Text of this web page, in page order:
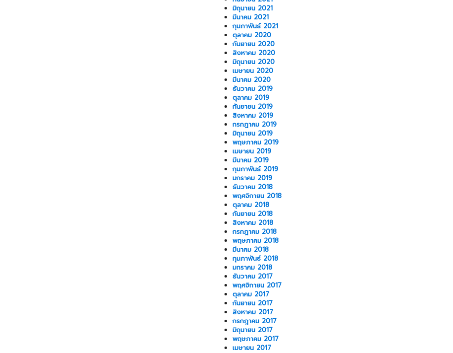
มิถุนายน 2021
มีนาคม 2021
กุมภาพันธ์ 2021
ตุลาคม 2020
กันยายน 2020
สิงหาคม 2020
มิถุนายน 2020
เมษายน 2020
มีนาคม 2020
ธันวาคม 2019
ตุลาคม 2019
กันยายน 2019
สิงหาคม 2019
กรกฎาคม 2019
มิถุนายน 2019
พฤษภาคม 2019
เมษายน 2019
มีนาคม 2019
กุมภาพันธ์ 2019
มกราคม 2019
ธันวาคม 2018
พฤศจิกายน 2018
ตุลาคม 2018
กันยายน 2018
สิงหาคม 2018
กรกฎาคม 2018
พฤษภาคม 2018
มีนาคม 2018
กุมภาพันธ์ 2018
มกราคม 2018
ธันวาคม 2017
พฤศจิกายน 2017
ตุลาคม 2017
กันยายน 2017
สิงหาคม 2017
กรกฎาคม 2017
มิถุนายน 2017
พฤษภาคม 2017
เมษายน 2017